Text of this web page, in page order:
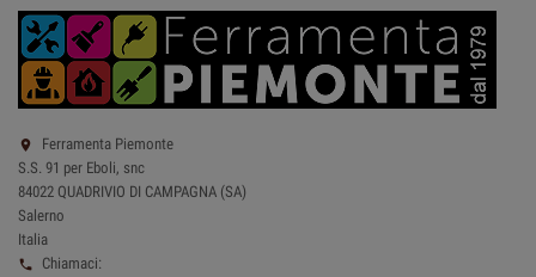

Ferramenta Piemonte
S.S. 91 per Eboli, snc
84022 QUADRIVIO DI CAMPAGNA (SA)
Salerno
Italia

Chiamaci: